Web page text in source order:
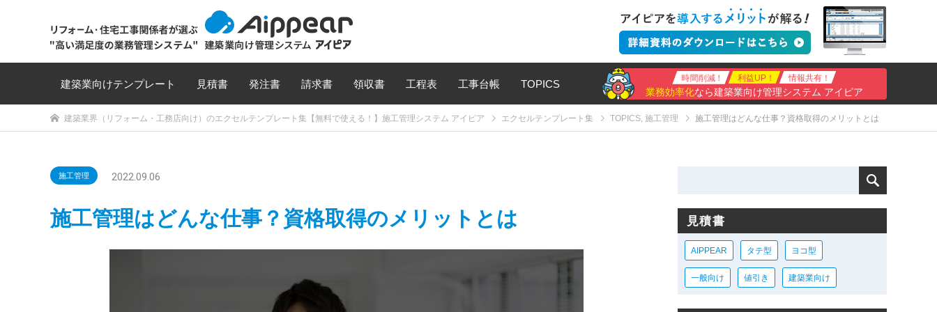
建築業向けテンプレート 見積書 発注書 請求書 領収書 工程表 工事台帳 TOPICS
時間削減！ 利益UP！ 情報共有！
業務効率化なら建築業向け管理システム アイピア
建築業界（リフォーム・工務店向け）のエクセルテンプレート集【無料で使える！】施工管理システム アイピア エクセルテンプレート集 TOPICS, 施工管理 施工管理はどんな仕事？資格取得のメリットとは
施工管理 2022.09.06
施工管理はどんな仕事？資格取得のメリットとは 見積書
AIPPEAR タテ型 ヨコ型
一般向け 値引き 建築業向け